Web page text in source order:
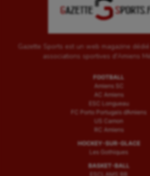
Gazette Sports est un web magazine
associations sportives d'Amiens
FOOTBALL
Amiens SC
AC Amiens
ESC Longueau
FC Porto Portugais d’Amiens
US Camon
RC Amiens
HOCKEY-SUR-GLACE
Les Gothiques
BASKET-BALL
ESCLAMS BB